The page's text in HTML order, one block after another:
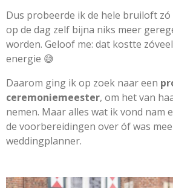
Dus probeerde ik de hele bruiloft
op de dag zelf bijna niks meer
worden. Geloof me: dat kostte
energie 😅
Daarom ging ik op zoek naar een
ceremoniemeester, om het van
nemen. Maar alles wat ik vond nam
de voorbereidingen over óf was
weddingplanner.